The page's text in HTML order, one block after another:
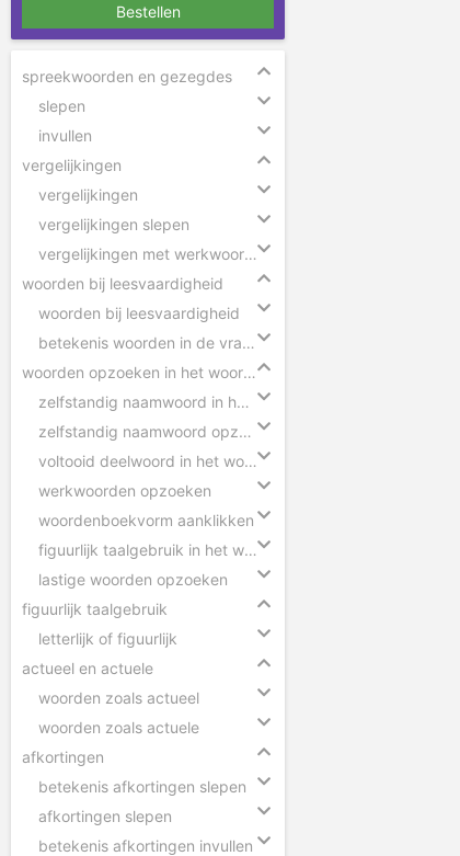
Bestellen
spreekwoorden en gezegdes
slepen
invullen
vergelijkingen
vergelijkingen
vergelijkingen slepen
vergelijkingen met werkwoorden
woorden bij leesvaardigheid
woorden bij leesvaardigheid
betekenis woorden in de vragen
woorden opzoeken in het woordenboek
zelfstandig naamwoord in het woordenboek
zelfstandig naamwoord opzoeken
voltooid deelwoord in het woordenboek
werkwoorden opzoeken
woordenboekvorm aanklikken
figuurlijk taalgebruik in het woordenboek
lastige woorden opzoeken
figuurlijk taalgebruik
letterlijk of figuurlijk
actueel en actuele
woorden zoals actueel
woorden zoals actuele
afkortingen
betekenis afkortingen slepen
afkortingen slepen
betekenis afkortingen invullen